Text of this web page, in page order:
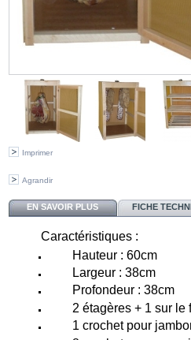
Imprimer
Agrandir
EN SAVOIR PLUS FICHE
Caractéristiques :
Hauteur : 60cm
Largeur : 38cm
Profondeur : 38cm
2 étagères + 1 sur le
1 crochet pour